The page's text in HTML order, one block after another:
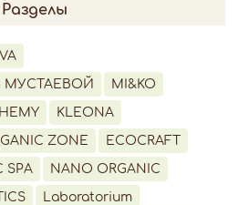
Разделы
МУСТАЕВОЙ MI&KO
KLEONA
ZONE ECOCRAFT
SPA NANO ORGANIC
Laboratorium